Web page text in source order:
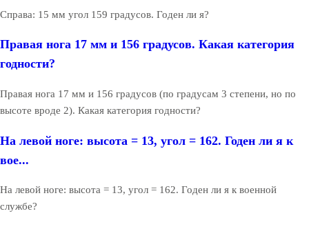
Справа: 15 мм угол 159 градусов. Годен ли я?
Правая нога 17 мм и 156 градусов. Какая категория
годности?
Правая нога 17 мм и 156 градусов (по градусам 3 степени, но по
высоте вроде 2). Какая категория годности?
На левой ноге: высота = 13, угол = 162. Годен ли я к
вое...
На левой ноге: высота = 13, угол = 162. Годен ли я к военной
службе?